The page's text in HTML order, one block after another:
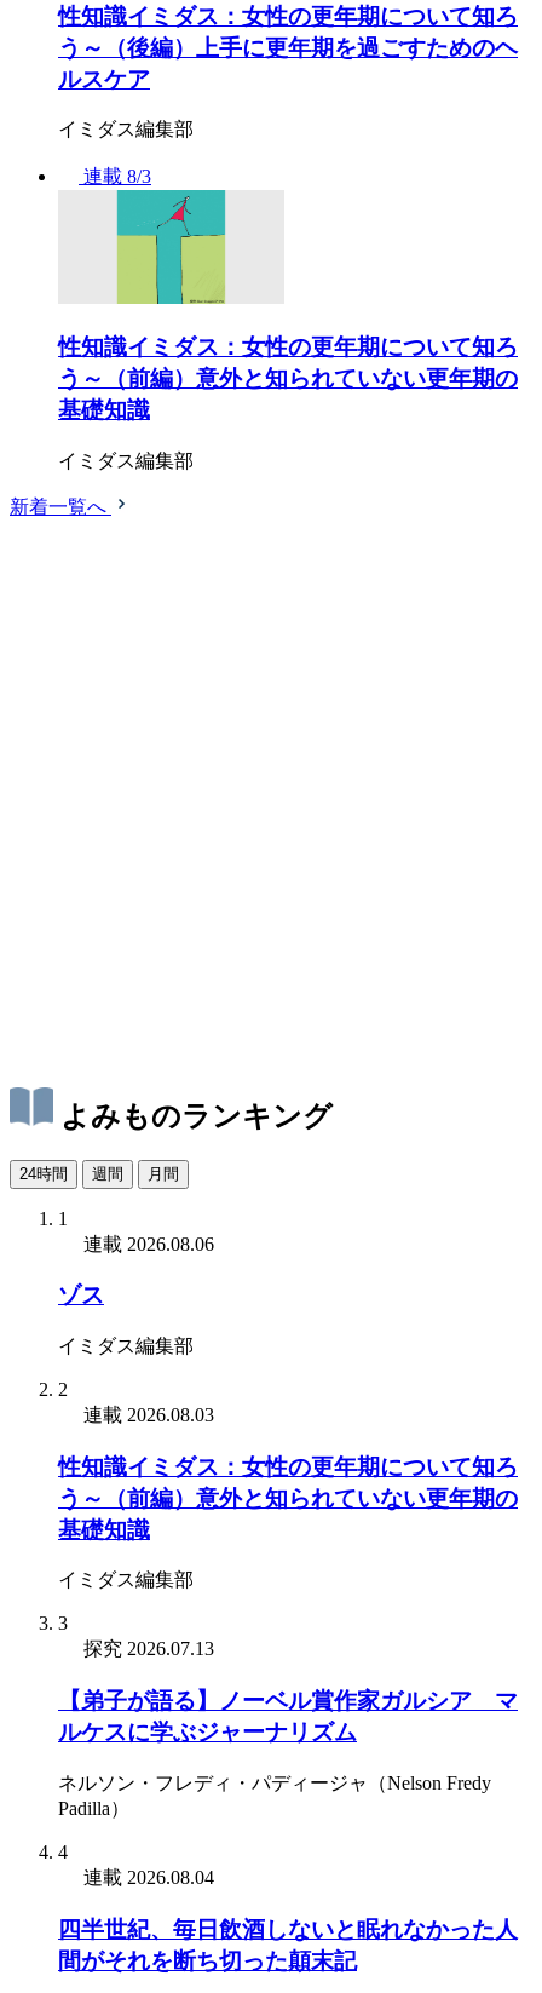
性知識イミダス：女性の更年期について知ろ
う～（後編）上手に更年期を過ごすためのヘ
ルスケア
イミダス編集部
連載 8/3
性知識イミダス：女性の更年期について知ろ
う～（前編）意外と知られていない更年期の
基礎知識
イミダス編集部
新着一覧へ
よみものランキング
24時間 週間 月間
1
連載 2026.08.06
ゾス
イミダス編集部
2
連載 2026.08.03
性知識イミダス：女性の更年期について知ろ
う～（前編）意外と知られていない更年期の
基礎知識
イミダス編集部
3
探究 2026.07.13
【弟子が語る】ノーベル賞作家ガルシア゠マ
ルケスに学ぶジャーナリズム
ネルソン・フレディ・パディージャ（Nelson Fredy
Padilla）
4
連載 2026.08.04
四半世紀、毎日飲酒しないと眠れなかった人
間がそれを断ち切った顛末記